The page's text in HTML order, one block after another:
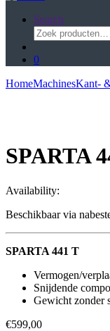
Search
Zoeken
naar:
0
HomeMachinesKant-
SPARTA
Availability:
Beschikbaar via
SPARTA 441 T
Vermogen/
Snijdende
Gewicht zonder
€599,00